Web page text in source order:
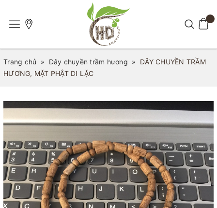
Trang chủ » Dây chuyền trầm hương »
DÂY CHUYỀN TRẦM
HƯƠNG, MẶT PHẬT DI LẶC